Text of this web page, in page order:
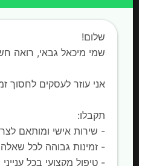
חשבות שכר
הקמת חברות
אזורי שירות
רואה חשבון:חדרה, השרון, קיסריה, עמק
ינאי, כפר חיים, אור עקיבא, בית יצחק
מחוז הצפון ויהודה ושומרון
שלום!
שמי מיכאל גבאי, רואה
אני עוזר לעסקים לחסוך
תקבלו:
- שירות אישי ומותאם
- זמינות גבוהה לכל
- טיפול מקצועי בכל